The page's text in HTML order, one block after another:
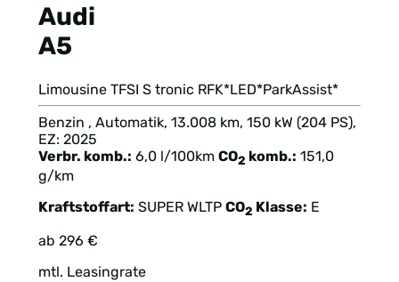
Audi
A5
Limousine TFSI S tronic RFK*LED*ParkAssist*
Benzin , Automatik, 13.008 km, 150 kW (204 PS),
EZ: 2025
Verbr. komb.: 6,0 l/100km CO2 komb.: 151,0
g/km
Kraftstoffart: SUPER WLTP CO2 Klasse: E
ab 296 €
mtl. Leasingrate